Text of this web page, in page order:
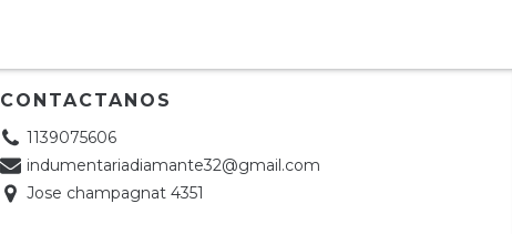
CONTACTANOS
1139075606
indumentariadiamante32@gmail.com
Jose champagnat 4351